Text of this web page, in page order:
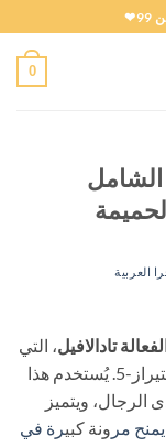
0
الشامل
العربية
تادالافيل، التي
تنتمي إلى مجموعة مثبطات إنزيم فوسفوديستيراز-5. يُستخدم هذا
الرجال، ويتميز
مر ونة كبيرة في